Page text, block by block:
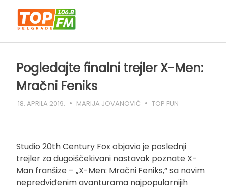
content
Pogledajte finalni trejler X-Men:
Mračni Feniks
18. APRILA 2019. MARIJA JOVANOVIĆ TOP FUN
Studio 20th Century Fox objavio je poslednji
trejler za dugoiščekivani nastavak poznate X-
Man franšize – „X-Men: Mračni Feniks,“ sa novim
nepredviđenim avanturama najpopularnijih